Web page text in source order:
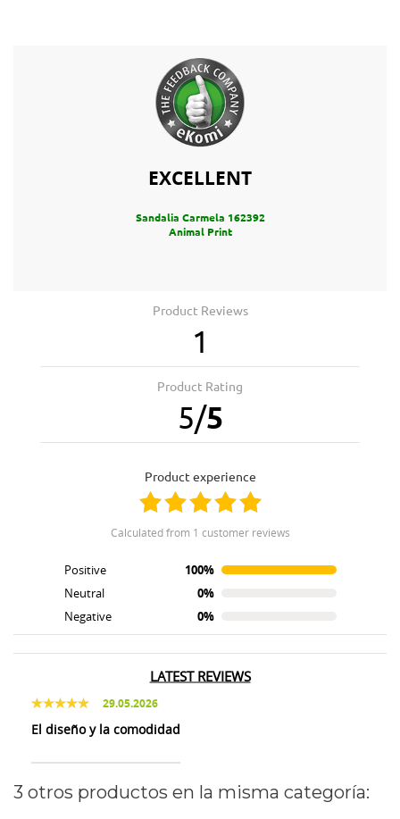
EXCELLENT
Sandalia Carmela 162392
Animal Print
Product Reviews
1
Product Rating
5/5
product experience
calculated from 1 customer reviews
Positive
100%
Neutral
0%
Negative
0%
LATEST REVIEWS
29.05.2026
El diseño y la comodidad
3 otros productos en la misma categoría: